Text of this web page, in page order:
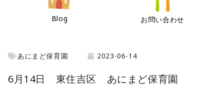
Blog お問い合わせ
あにまど保育園 2023-06-14
6月14日 東住吉区 あにまど保育園